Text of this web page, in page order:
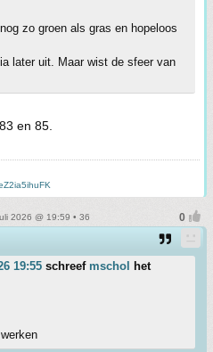
zo groen als gras en hopeloos
later uit. Maar wist de sfeer van
en 85.
2026 @ 19:59 • 36
19:55 schreef mschol
het